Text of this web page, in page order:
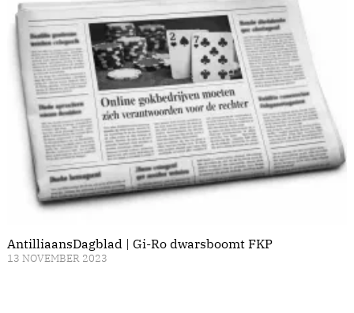
AntilliaansDagblad | Gi-Ro dwarsboomt FKP
13 NOVEMBER 2023